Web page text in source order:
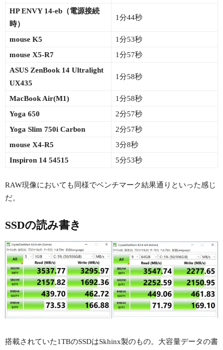
HP ENVY 14-eb（電源接続
時）
1分44秒
mouse K5
1分53秒
mouse X5-R7
1分57秒
ASUS ZenBook 14 Ultralight
UX435
1分58秒
MacBook Air(M1)
1分58秒
Yoga 650
2分57秒
Yoga Slim 750i Carbon
2分57秒
mouse X4-R5
3分8秒
Inspiron 14 54515
5分53秒
RAW現像においても同様でベンチマーク結果通りといった感じ
だ。
SSDの読み書き
搭載されていた1TBのSSDはSkhinx製のもの。大容量データの書